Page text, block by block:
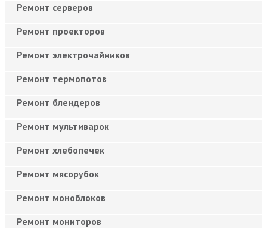
Ремонт серверов
Ремонт проекторов
Ремонт электрочайников
Ремонт термопотов
Ремонт блендеров
Ремонт мультиварок
Ремонт хлебопечек
Ремонт мясорубок
Ремонт моноблоков
Ремонт мониторов